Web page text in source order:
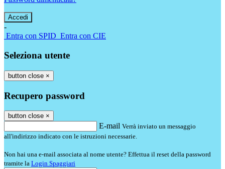
-
Entra con SPID Entra con CIE
Seleziona utente
button close ×
Recupero password
button close ×
E-mail Verrà inviato un messaggio
all'indirizzo indicato con le istruzioni necessarie.
Non hai una e-mail associata al nome utente? Effettua il reset della password
tramite la Login Spaggiari